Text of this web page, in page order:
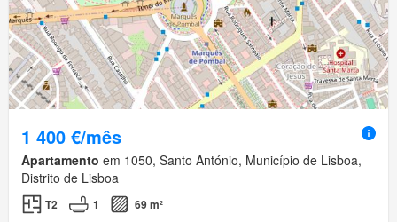
1 400 €/mês
Apartamento em 1050, Santo António, Município de Lisboa,
Distrito de Lisboa
T2 1 69 m²